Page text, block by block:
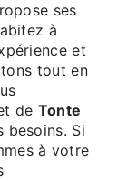
ses
à
et
tout en
de Tonte
besoins. Si
à votre